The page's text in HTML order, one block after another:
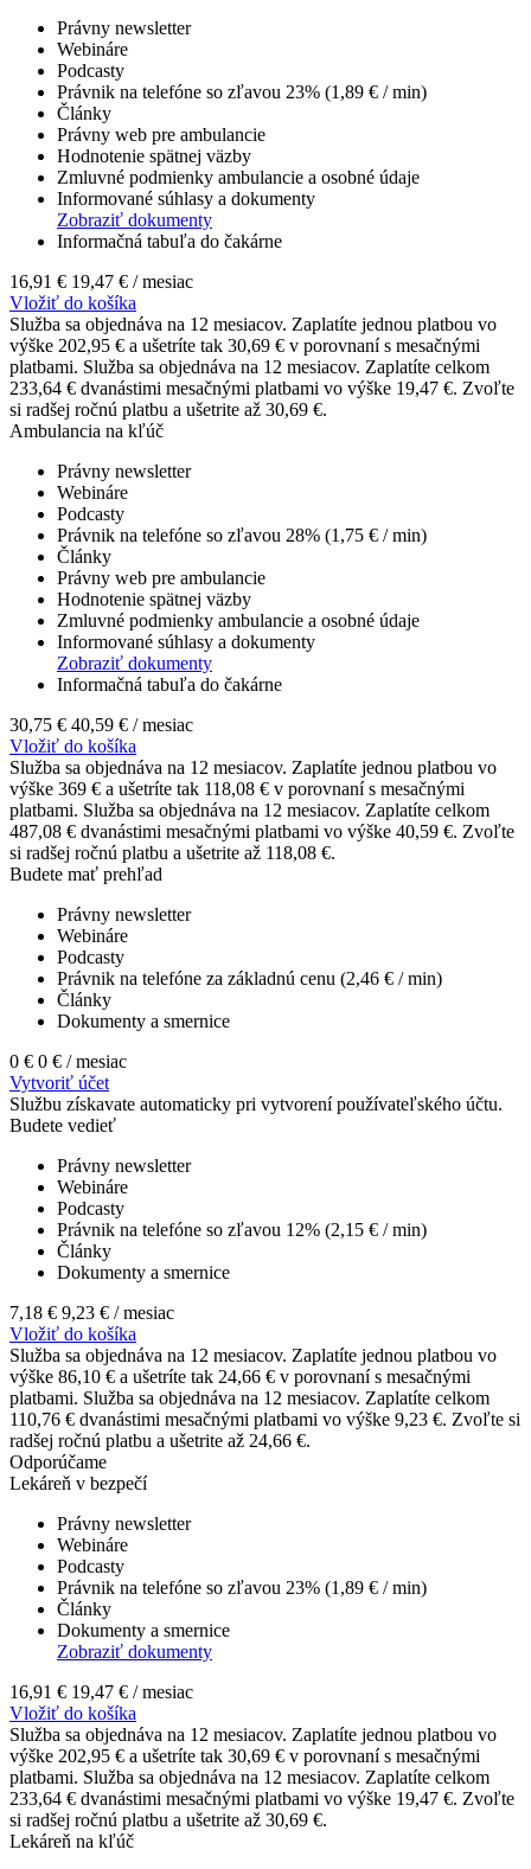
Právny newsletter
Webináre
Podcasty
Právnik na telefóne so zľavou 23% (1,89 € / min)
Články
Právny web pre ambulancie
Hodnotenie spätnej väzby
Zmluvné podmienky ambulancie a osobné údaje
Informované súhlasy a dokumenty
Zobraziť dokumenty
Informačná tabuľa do čakárne
16,91 € 19,47 € / mesiac
Vložiť do košíka
Služba sa objednáva na 12 mesiacov. Zaplatíte jednou platbou vo
výške 202,95 € a ušetríte tak 30,69 € v porovnaní s mesačnými
platbami. Služba sa objednáva na 12 mesiacov. Zaplatíte celkom
233,64 € dvanástimi mesačnými platbami vo výške 19,47 €. Zvoľte
si radšej ročnú platbu a ušetrite až 30,69 €.
Ambulancia na kľúč
Právny newsletter
Webináre
Podcasty
Právnik na telefóne so zľavou 28% (1,75 € / min)
Články
Právny web pre ambulancie
Hodnotenie spätnej väzby
Zmluvné podmienky ambulancie a osobné údaje
Informované súhlasy a dokumenty
Zobraziť dokumenty
Informačná tabuľa do čakárne
30,75 € 40,59 € / mesiac
Vložiť do košíka
Služba sa objednáva na 12 mesiacov. Zaplatíte jednou platbou vo
výške 369 € a ušetríte tak 118,08 € v porovnaní s mesačnými
platbami. Služba sa objednáva na 12 mesiacov. Zaplatíte celkom
487,08 € dvanástimi mesačnými platbami vo výške 40,59 €. Zvoľte
si radšej ročnú platbu a ušetrite až 118,08 €.
Budete mať prehľad
Právny newsletter
Webináre
Podcasty
Právnik na telefóne za základnú cenu (2,46 € / min)
Články
Dokumenty a smernice
0 € 0 € / mesiac
Vytvoriť účet
Službu získavate automaticky pri vytvorení používateľského účtu.
Budete vedieť
Právny newsletter
Webináre
Podcasty
Právnik na telefóne so zľavou 12% (2,15 € / min)
Články
Dokumenty a smernice
7,18 € 9,23 € / mesiac
Vložiť do košíka
Služba sa objednáva na 12 mesiacov. Zaplatíte jednou platbou vo
výške 86,10 € a ušetríte tak 24,66 € v porovnaní s mesačnými
platbami. Služba sa objednáva na 12 mesiacov. Zaplatíte celkom
110,76 € dvanástimi mesačnými platbami vo výške 9,23 €. Zvoľte si
radšej ročnú platbu a ušetrite až 24,66 €.
Odporúčame
Lekáreň v bezpečí
Právny newsletter
Webináre
Podcasty
Právnik na telefóne so zľavou 23% (1,89 € / min)
Články
Dokumenty a smernice
Zobraziť dokumenty
16,91 € 19,47 € / mesiac
Vložiť do košíka
Služba sa objednáva na 12 mesiacov. Zaplatíte jednou platbou vo
výške 202,95 € a ušetríte tak 30,69 € v porovnaní s mesačnými
platbami. Služba sa objednáva na 12 mesiacov. Zaplatíte celkom
233,64 € dvanástimi mesačnými platbami vo výške 19,47 €. Zvoľte
si radšej ročnú platbu a ušetrite až 30,69 €.
Lekáreň na kľúč